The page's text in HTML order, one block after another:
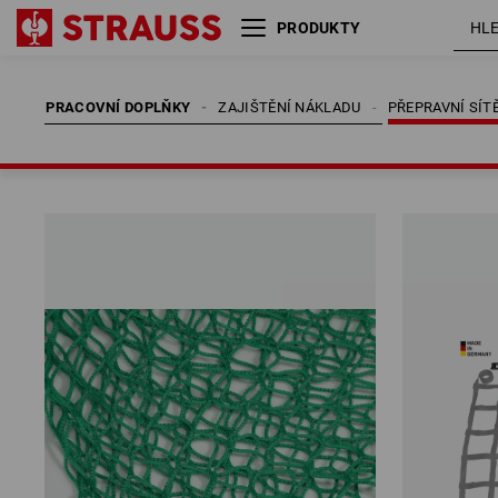
PRODUKTY
PRACOVNÍ DOPLŇKY PŘEPRAVNÍ
ZAJIŠTĚNÍ NÁKLADU
PRACOVNÍ DOPLŇKY PŘEPRAVNÍ
ZAJIŠTĚNÍ NÁKLADU